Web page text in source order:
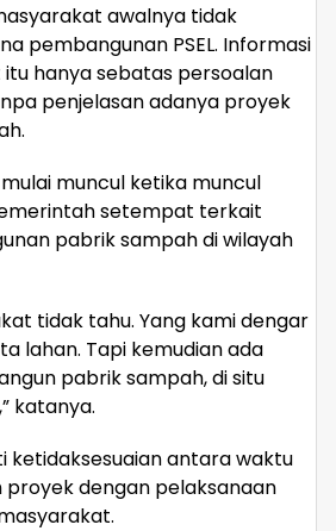
awalnya tidak
pembangunan PSEL. Informasi
hanya sebatas persoalan
penjelasan adanya proyek
muncul ketika muncul
setempat terkait
pabrik sampah di wilayah
tidak tahu. Yang kami dengar
lahan. Tapi kemudian ada
pabrik sampah, di situ
katanya.
ketidaksesuaian antara waktu
dengan pelaksanaan